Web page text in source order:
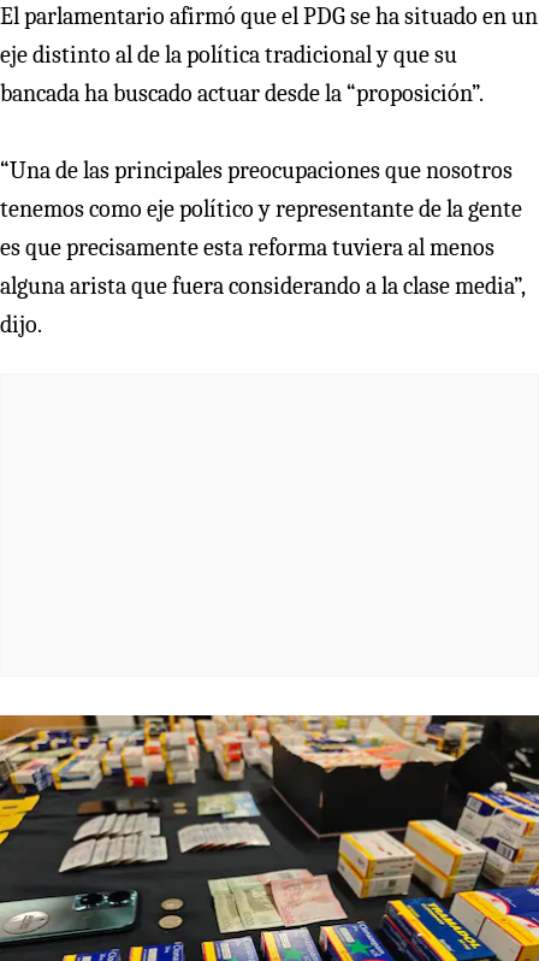
El parlamentario afirmó que el PDG se ha situado en un
eje distinto al de la política tradicional y que su
bancada ha buscado actuar desde la “proposición”.
“Una de las principales preocupaciones que nosotros
tenemos como eje político y representante de la gente
es que precisamente esta reforma tuviera al menos
alguna arista que fuera considerando a la clase media”,
dijo.